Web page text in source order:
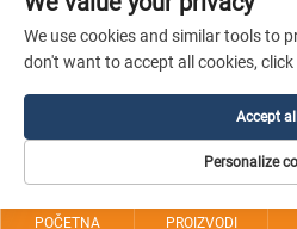
Co., Ltd. Sva prava pridržana.
POČETNA PROIZVODI
We use cookies and similar tools to
don't want to accept all cookies,
Personalize
Accept all